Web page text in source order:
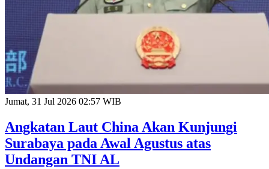
Jumat, 31 Jul 2026 02:57 WIB
Angkatan Laut China Akan Kunjungi
Surabaya pada Awal Agustus atas
Undangan TNI AL